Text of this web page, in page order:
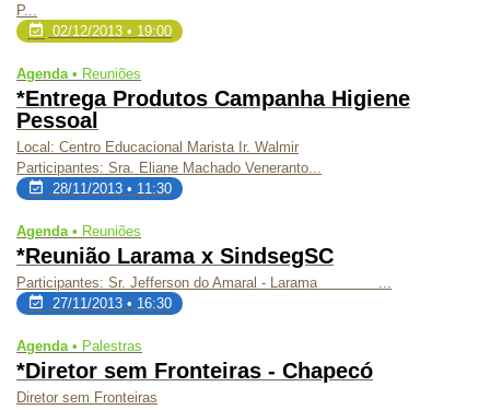
P...
02/12/2013 • 19:00
Agenda • Reuniões
*Entrega Produtos Campanha Higiene
Pessoal
Local: Centro Educacional Marista Ir. Walmir
Participantes: Sra. Eliane Machado Veneranto...
28/11/2013 • 11:30
Agenda • Reuniões
*Reunião Larama x SindsegSC
Participantes: Sr. Jefferson do Amaral - Larama ...
27/11/2013 • 16:30
Agenda • Palestras
*Diretor sem Fronteiras - Chapecó
Diretor sem Fronteiras